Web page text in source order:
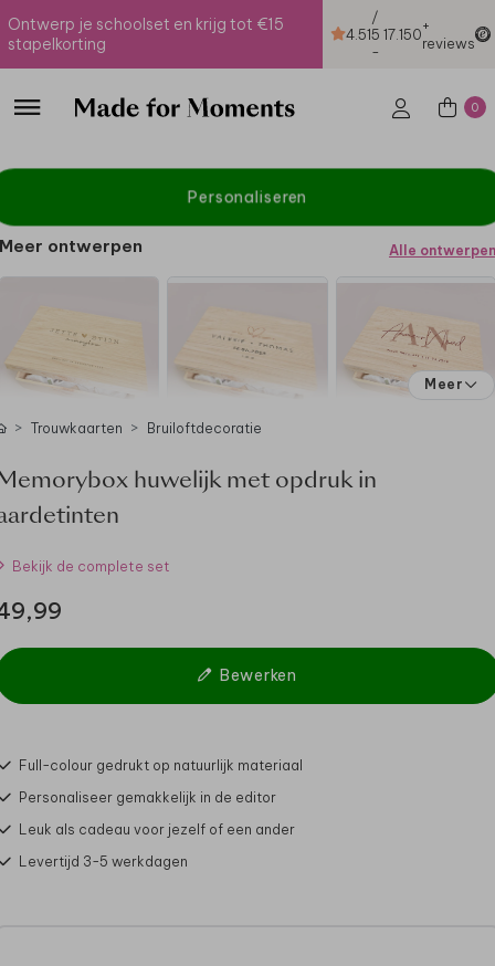
Ontwerp je schoolset en krijg tot €15
stapelkorting
4.51
/
5
-
17.150+
reviews
0
Personaliseren
Meer ontwerpen Alle ontwerpen
Meer
Trouwkaarten Bruiloftdecoratie
huwelijk met opdruk in
Bekijk de complete set
Bewerken
Full-colour gedrukt op natuurlijk materiaal
Personaliseer gemakkelijk in de editor
Leuk als cadeau voor jezelf of een ander
Levertijd 3-5 werkdagen